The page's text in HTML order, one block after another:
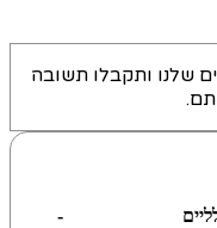
שלנו ותקבלו תשובה
-